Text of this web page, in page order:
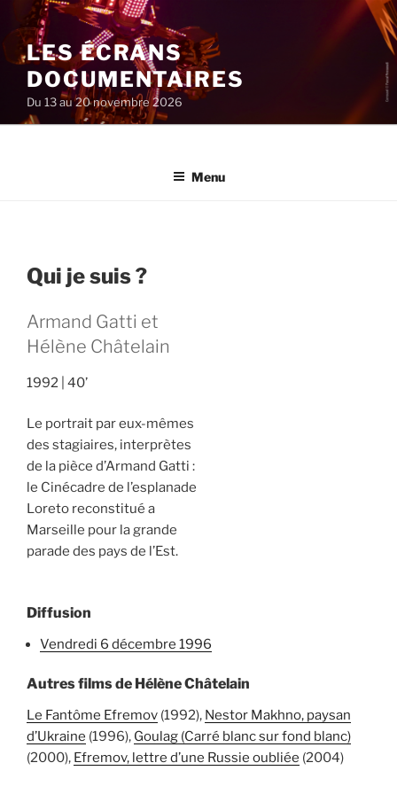
au
contenu
principal
LES ÉCRANS
DOCUMENTAIRES
Du 13 au 20 novembre 2026
Menu
Qui je suis ?
Armand Gatti et
Hélène Châtelain
1992 40’
Le portrait par eux-mêmes
des stagiaires, interprètes
de la pièce d’Armand Gatti :
le Cinécadre de l’esplanade
Loreto reconstitué a
Marseille pour la grande
parade des pays de l’Est.
Diffusion
vendredi 6 décembre 1996
Autres films de Hélène Châtelain
Le Fantôme Efremov (1992), Nestor Makhno, paysan
d’Ukraine (1996), Goulag (Carré blanc sur fond blanc)
(2000), Efremov, lettre d’une Russie oubliée (2004)